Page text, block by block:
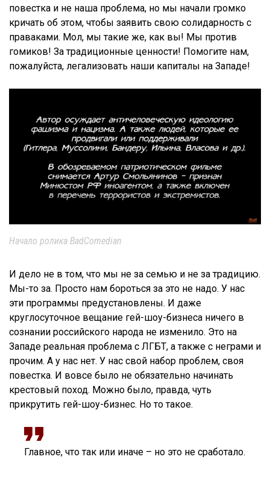
повестка и не наша проблема, но мы начали громко
кричать об этом, чтобы заявить свою солидарность с
праваками. Мол, мы такие же, как вы! Мы против
гомиков! За традиционные ценности! Помогите нам,
пожалуйста, легализовать наши капиталы на Западе!
Начало ролика BadComedian
И дело не в том, что мы не за семью и не за традицию.
Мы-то за. Просто нам бороться за это не надо. У нас
эти программы предустановлены. И даже
круглосуточное вещание гей-шоу-бизнеса ничего в
сознании российского народа не изменило. Это на
Западе реальная проблема с ЛГБТ, а также с неграми и
прочим. А у нас нет. У нас свой набор проблем, своя
повестка. И вовсе было не обязательно начинать
крестовый поход. Можно было, правда, чуть
прикрутить гей-шоу-бизнес. Но то такое.
Главное, что так или иначе – но это не сработало.